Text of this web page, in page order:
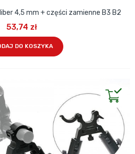
4,5 mm + części zamienne B3 B2
53,74 zł
DO KOSZYKA